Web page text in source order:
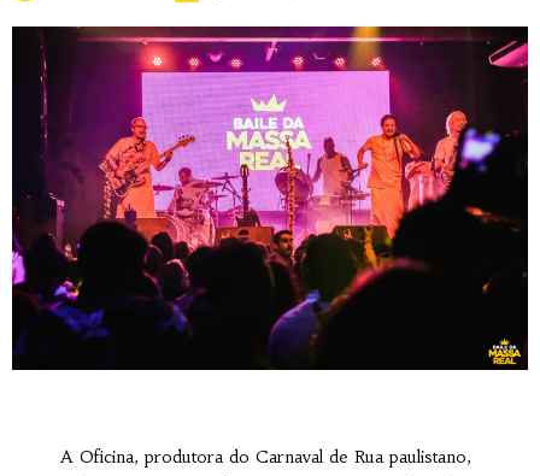
A Oficina, produtora do Carnaval de Rua paulistano,